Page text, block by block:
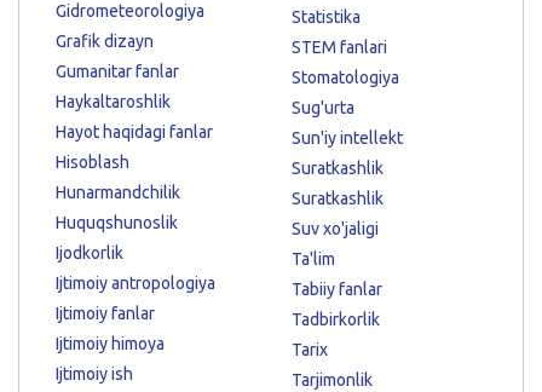
Gidrometeorologiya
Grafik dizayn
Gumanitar fanlar
Haykaltaroshlik
Hayot haqidagi fanlar
Hisoblash
Hunarmandchilik
Huquqshunoslik
Ijodkorlik
Ijtimoiy antropologiya
Ijtimoiy fanlar
Ijtimoiy himoya
Ijtimoiy ish
Statistika
STEM fanlari
Stomatologiya
Sug'urta
Sun'iy intellekt
Suratkashlik
Suratkashlik
Suv xo'jaligi
Ta'lim
Tabiiy fanlar
Tadbirkorlik
Tarix
Tarjimonlik